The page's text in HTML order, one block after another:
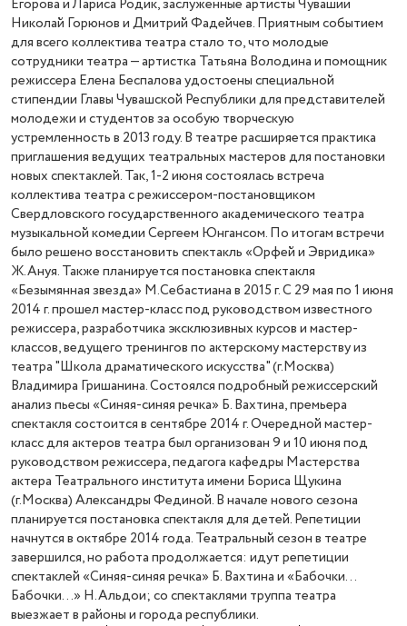
Егорова и Лариса Родик, заслуженные артисты Чувашии
Николай Горюнов и Дмитрий Фадейчев. Приятным событием
для всего коллектива театра стало то, что молодые
сотрудники театра — артистка Татьяна Володина и помощник
режиссера Елена Беспалова удостоены специальной
стипендии Главы Чувашской Республики для представителей
молодежи и студентов за особую творческую
устремленность в 2013 году. В театре расширяется практика
приглашения ведущих театральных мастеров для постановки
новых спектаклей. Так, 1-2 июня состоялась встреча
коллектива театра с режиссером-постановщиком
Свердловского государственного академического театра
музыкальной комедии Сергеем Юнгансом. По итогам встречи
было решено восстановить спектакль «Орфей и Эвридика»
Ж.Ануя. Также планируется постановка спектакля
«Безымянная звезда» М.Себастиана в 2015 г. С 29 мая по 1 июня
2014 г. прошел мастер-класс под руководством известного
режиссера, разработчика эксклюзивных курсов и мастер-
классов, ведущего тренингов по актерскому мастерству из
театра "Школа драматического искусства" (г.Москва)
Владимира Гришанина. Состоялся подробный режиссерский
анализ пьесы «Синяя-синяя речка» Б. Вахтина, премьера
спектакля состоится в сентябре 2014 г. Очередной мастер-
класс для актеров театра был организован 9 и 10 июня под
руководством режиссера, педагога кафедры Мастерства
актера Театрального института имени Бориса Щукина
(г.Москва) Александры Фединой. В начале нового сезона
планируется постановка спектакля для детей. Репетиции
начнутся в октябре 2014 года. Театральный сезон в театре
завершился, но работа продолжается: идут репетиции
спектаклей «Синяя-синяя речка» Б. Вахтина и «Бабочки...
Бабочки...» Н.Альдои; со спектаклями труппа театра
выезжает в районы и города республики.